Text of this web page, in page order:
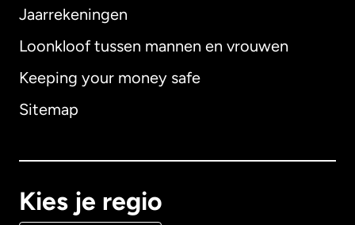
Jaarrekeningen
Loonkloof tussen mannen en vrouwen
Keeping your money safe
Sitemap
Kies je regio
Australië